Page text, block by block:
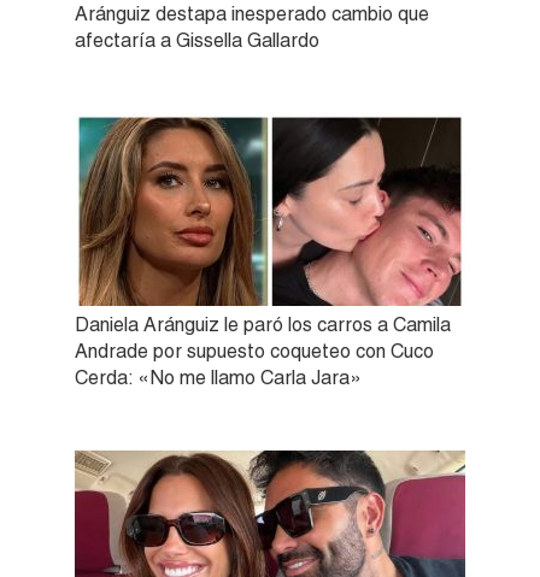
Aránguiz destapa inesperado cambio que
afectaría a Gissella Gallardo
Daniela Aránguiz le paró los carros a Camila
Andrade por supuesto coqueteo con Cuco
Cerda: «No me llamo Carla Jara»